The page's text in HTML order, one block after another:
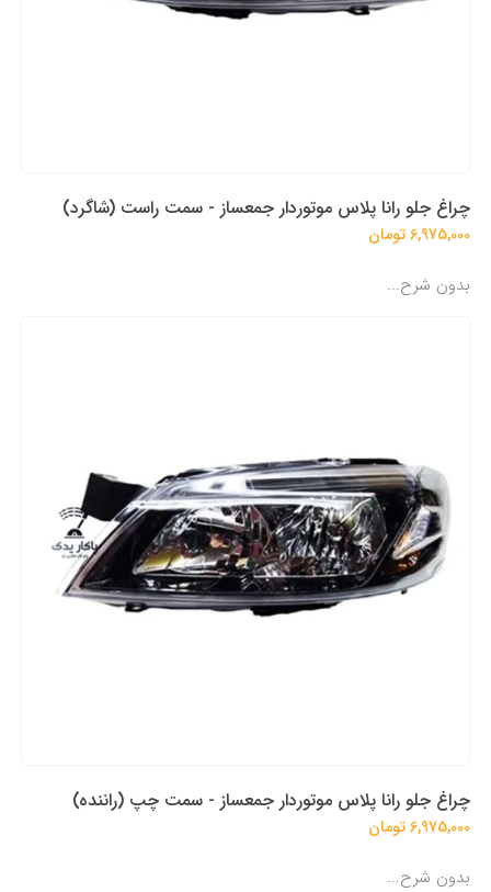
چراغ جلو رانا پلاس موتوردار جمعساز - سمت راست (شاگرد)
6,975,000 تومان
بدون شرح...
چراغ جلو رانا پلاس موتوردار جمعساز - سمت چپ (راننده)
6,975,000 تومان
بدون شرح...